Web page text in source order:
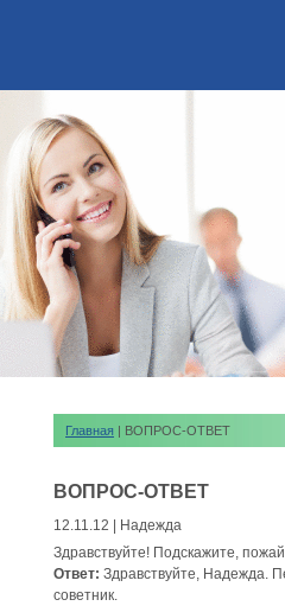
Главная | ВОПРОС-ОТВЕТ
ВОПРОС-ОТВЕТ
12.11.12 | Надежда
Здравствуйте! Подскажите,
Ответ: Здравствуйте, Надежда.
советник.